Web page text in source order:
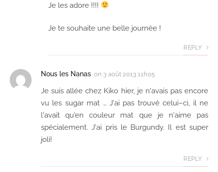
Je les adore !!!!
Je te souhaite une belle journée !
REPLY
Nous les Nanas on 3 août 2013 11h05
Je suis allée chez Kiko hier, je n'avais pas encore
vu les sugar mat … J'ai pas trouvé celui–ci, il ne
l'avait qu'en couleur mat que je n'aime pas
spécialement. J'ai pris le Burgundy. Il est super
joli!
REPLY